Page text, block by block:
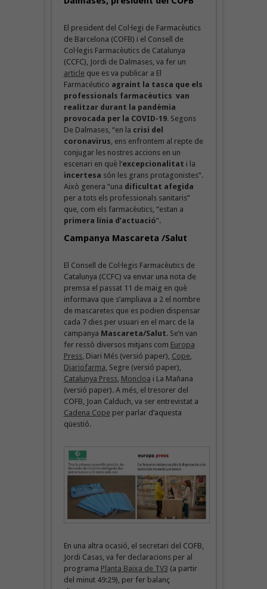
El president del Col·legi de Farmacèutics
de Barcelona (COFB) i el Consell de
Col·legis Farmacèutics de Catalunya
(CCFC), Jordi de Dalmases, va fer un
article que es va publicar a El
Farmacéutico agraint la tasca que els
professionals farmacèutics van
realitzar durant la pandèmia
provocada per la COVID-19. Segons
De Dalmases, “en la crisi del
coronavirus, ens enfrontem al repte de
conjugar les nostres accions en un
escenari en què l’excepcionalitat i la
incertesa són les grans protagonistes”.
Això genera “una dificultat afegida
per a tots els professionals sanitaris”
que, com els farmacèutics, “estan a
primera línia d’actuació“.
Campanya Mascareta /Salut
El Consell de Col·legis Farmacèutics de
Catalunya (CCFC) va enviar una nota de
premsa el passat 11 de maig en què
informava que s’ampliava a 2 el nombre
de mascaretes que es podien dispensar
cada 7 dies per usuari en el marc de la
campanya Mascareta/Salut. Se’n van
fer ressò diversos mitjans com Europa
Press, Diari Més (versió paper), Cope,
Diariofarma, Segre (versió paper),
Catalunya Press, Moncloa i La Mañana
(versió paper). A més, el tresorer del
COFB, Joan Calduch, va ser entrevistat a
Cadena Cope per parlar d’aquesta
qüestió.
En una altra ocasió, el secretari del COFB,
Jordi Casas, va fer declaracions per al
programa Planta Baixa de TV3 (a partir
del minut 49:29), per fer balanç